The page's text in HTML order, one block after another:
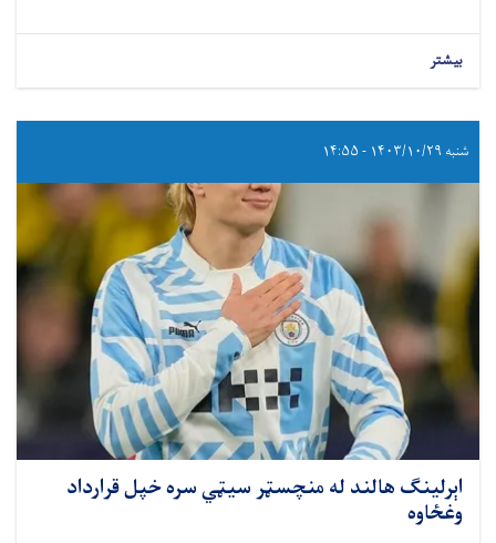
بیشتر
شنبه ۱۴۰۳/۱۰/۲۹ - ۱۴:۵۵
اېرلینګ هالند له منچسټر سیټي سره خپل قرارداد
وغځاوه